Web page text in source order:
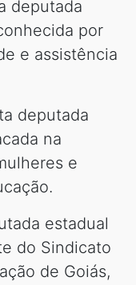
deputada
por
e assistência
deputada
na
e
estadual
do Sindicato
de Goiás,